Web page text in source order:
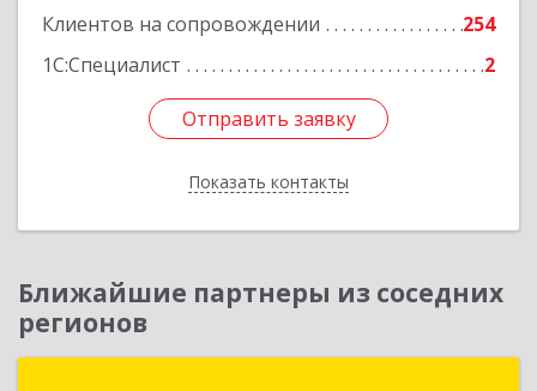
Клиентов на сопровождении
254
1С:Специалист
2
Отправить заявку
Показать контакты
Отправить заявку
Назад
Ближайшие партнеры из соседних
регионов